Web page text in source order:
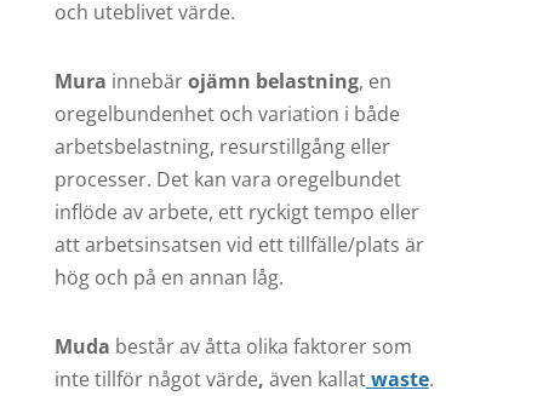
och uteblivet värde.
Mura innebärojämn belastning, en
oregelbundenhet och variation i både
arbetsbelastning, resurstillgång eller
processer. Det kan vara oregelbundet
inflöde av arbete, ett ryckigt tempo eller
att arbetsinsatsen vid ett tillfälle/plats är
hög och på en annan låg.
Muda består av åtta olika faktorer som
inte tillför något värde, även kallatwaste.